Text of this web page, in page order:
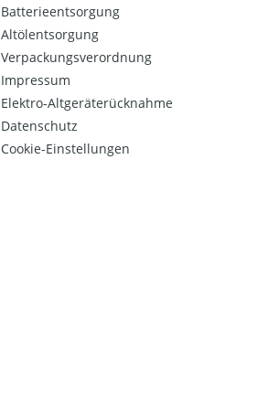
Batterieentsorgung
Altölentsorgung
Verpackungsverordnung
Impressum
Elektro-Altgeräterücknahme
Datenschutz
Cookie-Einstellungen